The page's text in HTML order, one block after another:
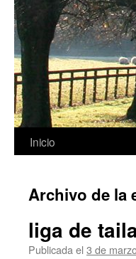
Saltar
contenido
Inicio
Archivo de la
liga de
Publicada el 3 de